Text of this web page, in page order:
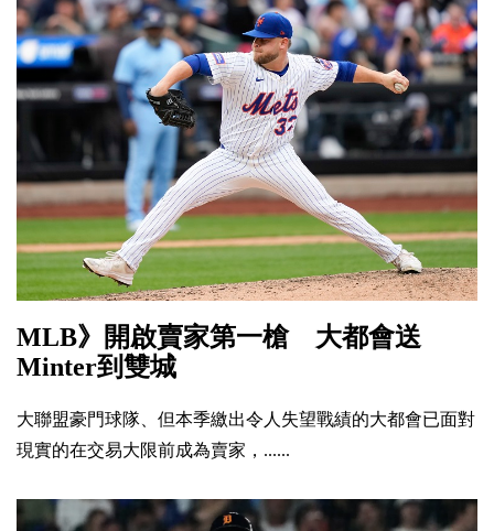
MLB》開啟賣家第一槍 大都會送
Minter到雙城
大聯盟豪門球隊、但本季繳出令人失望戰績的大都會已面對
現實的在交易大限前成為賣家，......